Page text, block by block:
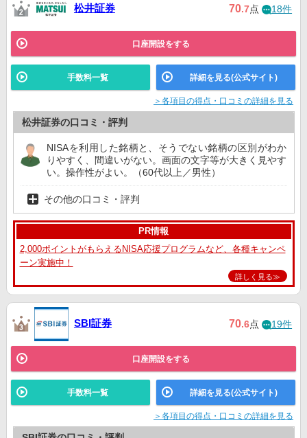
松井証券 70.7点 18件
口座開設をする
手数料一覧 詳細を見る(公式サイト)
＞各項目の得点・口コミの詳細を見る
松井証券の口コミ・評判
NISAを利用した銘柄と、そうでない銘柄の区別がわか
りやすく、間違いがない。画面の文字等が大きく見やす
い。操作性がよい。（60代以上／男性）
その他の口コミ・評判
PR情報
2,000ポイントがもらえるNISA応援プログラムなど、各種キャンペ
ーン実施中！
詳しく見る≫
SBI証券 70.6点 19件
口座開設をする
手数料一覧 詳細を見る(公式サイト)
＞各項目の得点・口コミの詳細を見る